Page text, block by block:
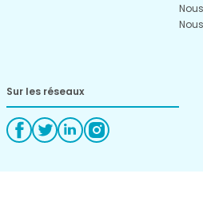
Sur les réseaux